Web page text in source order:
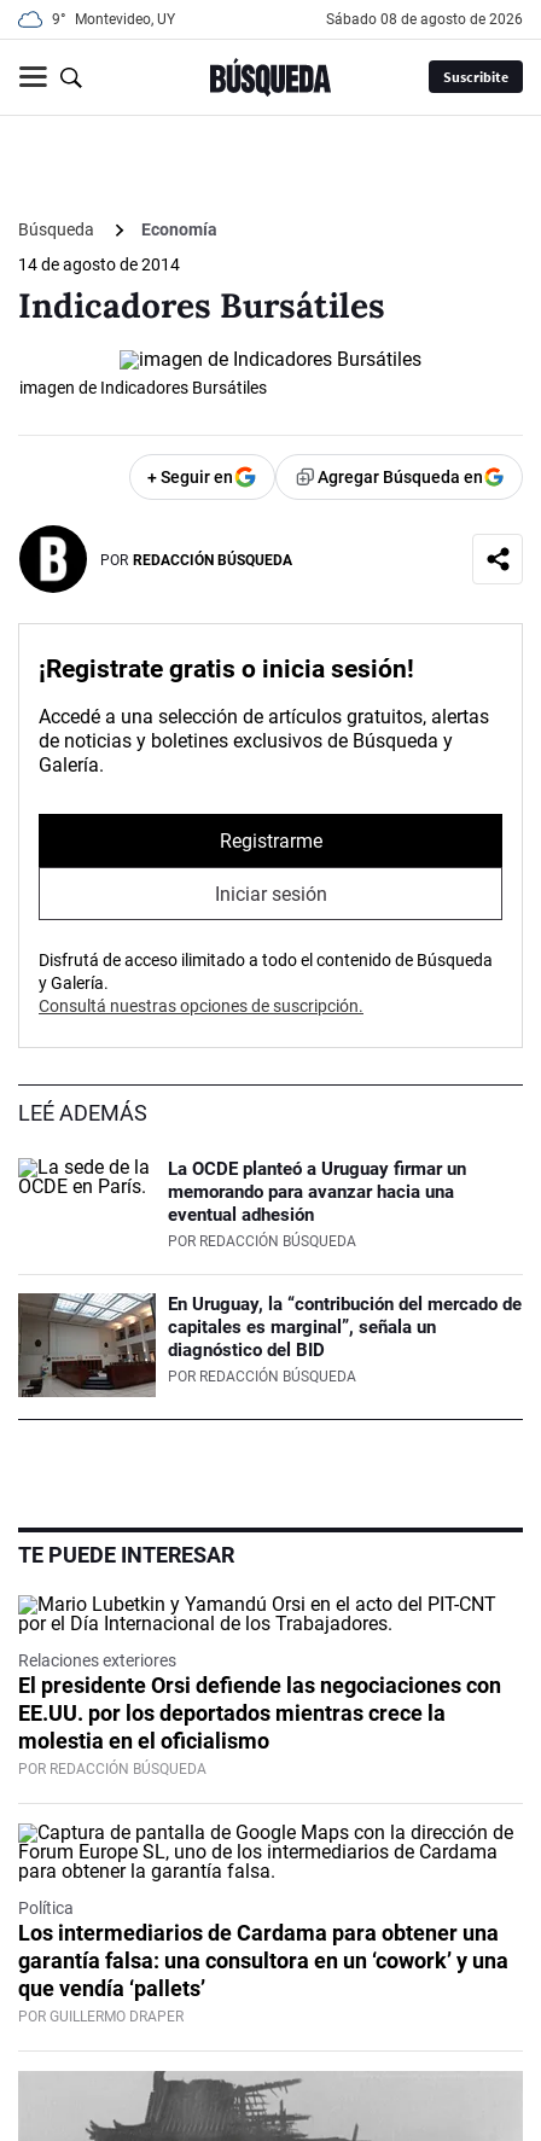
9° Montevideo, UY sábado 08 de agosto de 2026
Suscribite
Búsqueda
Economía
14 de agosto de 2014
Indicadores Bursátiles
imagen de Indicadores Bursátiles
+ Seguir en Agregar Búsqueda en
POR REDACCIÓN BÚSQUEDA
¡Registrate gratis o inicia sesión!
Accedé a una selección de artículos gratuitos, alertas
de noticias y boletines exclusivos de Búsqueda y
Galería.
Registrarme
Iniciar sesión
Disfrutá de acceso ilimitado a todo el contenido de Búsqueda
y Galería.
Consultá nuestras opciones de suscripción.
LEÉ ADEMÁS
La OCDE planteó a Uruguay firmar un
memorando para avanzar hacia una
eventual adhesión
POR REDACCIÓN BÚSQUEDA
En Uruguay, la “contribución del mercado de
capitales es marginal”, señala un
diagnóstico del BID
POR REDACCIÓN BÚSQUEDA
TE PUEDE INTERESAR
Relaciones exteriores
El presidente Orsi defiende las negociaciones con
EE.UU. por los deportados mientras crece la
molestia en el oficialismo
POR REDACCIÓN BÚSQUEDA
Política
Los intermediarios de Cardama para obtener una
garantía falsa: una consultora en un ‘cowork’ y una
que vendía ‘pallets’
POR GUILLERMO DRAPER